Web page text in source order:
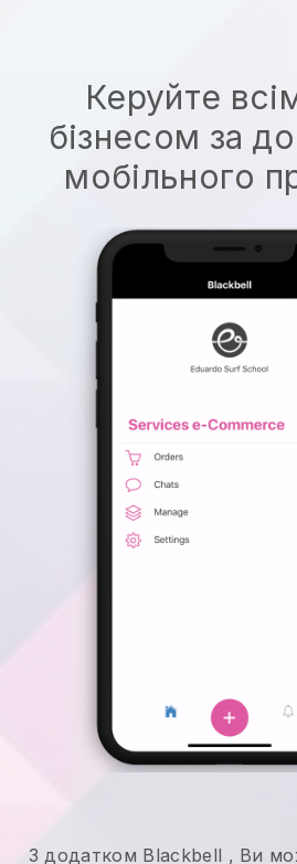
Керуйте
бізнесом за
мобільного
З додатком Blackbell , Ви